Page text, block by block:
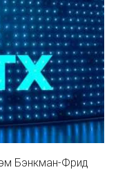
Бэнкман-Фрид